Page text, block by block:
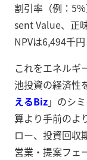
割引率（例：
sent Value、正
NPVは6,494千
これをエネルギ
池投資の経済性
えるBiz」のシ
算より手前のよ
ロー、投資回収
営業・提案フェ